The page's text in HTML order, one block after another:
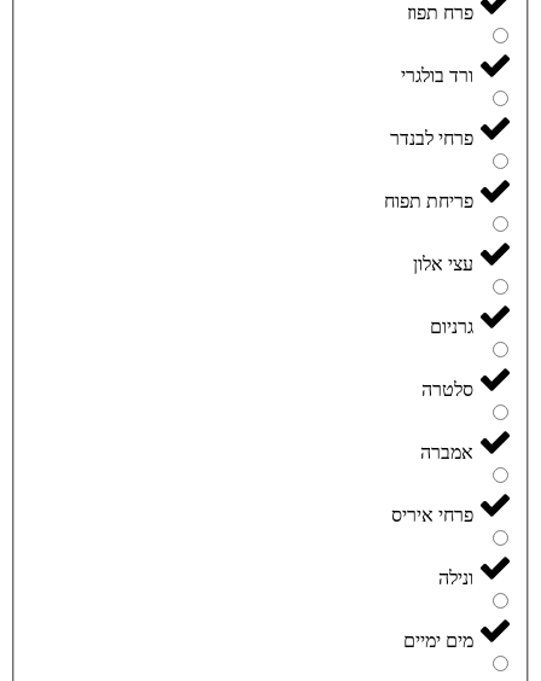
פרח תפוז
ורד בולגרי
פרחי לבנדר
פריחת תפוח
עצי אלון
גרניום
סלטרה
אמברה
פרחי איריס
ונילה
מים ימיים